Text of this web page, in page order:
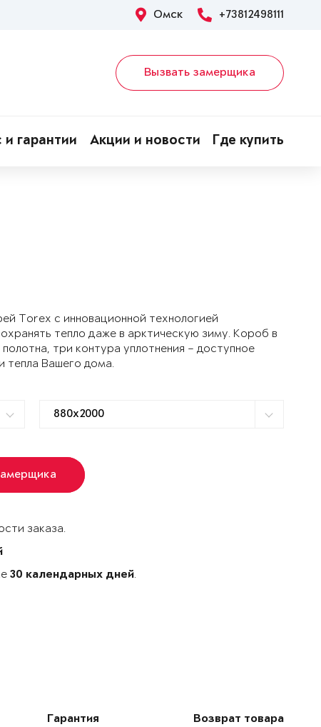
Омск +73812498111
Вызвать замерщика
и гарантии Акции и новости Где купить
Torex с инновационной технологией
тепло даже в арктическую зиму. Короб в
три контура уплотнения – доступное
тепла Вашего дома.
заказа.
30 календарных дней.
Гарантия Возврат товара